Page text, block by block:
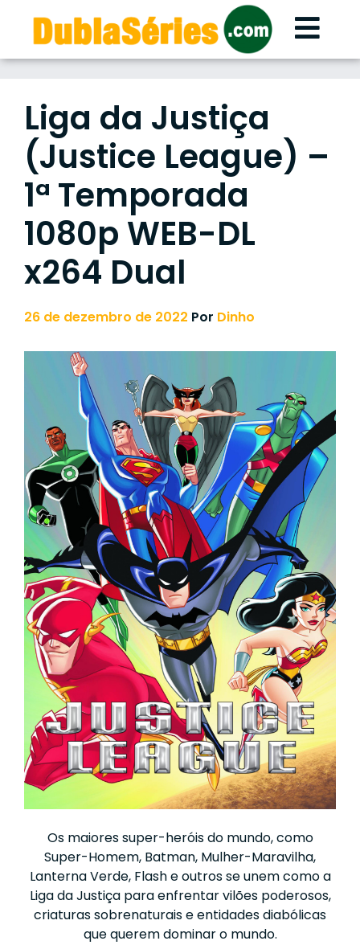
content
Liga da Justiça
(Justice League) –
1ª Temporada
1080p WEB-DL
x264 Dual
26 de dezembro de 2022 Por Dinho
Os maiores super-heróis do mundo, como
Super-Homem, Batman, Mulher-Maravilha,
Lanterna Verde, Flash e outros se unem como a
Liga da Justiça para enfrentar vilões poderosos,
criaturas sobrenaturais e entidades diabólicas
que querem dominar o mundo.